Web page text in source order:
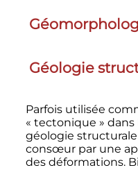
Géologie
Parfois utilisée
« tectonique » dans
géologie
consœur par une
des déformations.